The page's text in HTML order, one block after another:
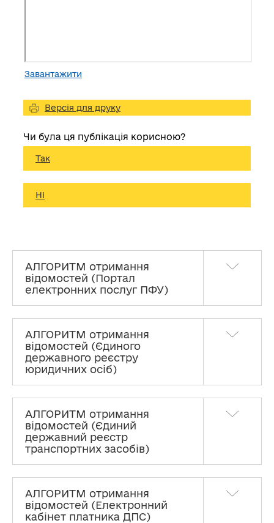
Завантажити
Версія для друку
Чи була ця публікація корисною?
Так
Ні
АЛГОРИТМ отримання
відомостей (Портал
електронних послуг ПФУ)
АЛГОРИТМ отримання
відомостей (Єдиного
державного реєстру
юридичних осіб)
АЛГОРИТМ отримання
відомостей (Єдиний
державний реєстр
транспортних засобів)
АЛГОРИТМ отримання
відомостей (Електронний
кабінет платника ДПС)